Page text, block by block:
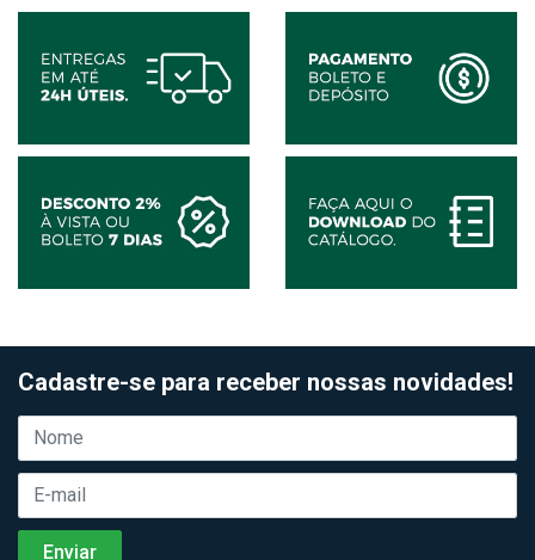
Cadastre-se para receber nossas novidades!